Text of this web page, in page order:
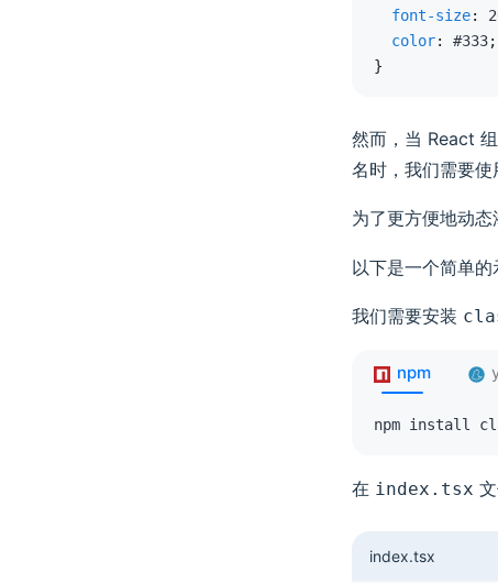
font-size:
color: #333;
}
然而，当 React
名时，我们需要使
为了更方便地动
以下是一个简单的
我们需要安装
npm
npm install
在 index.tsx
index.tsx